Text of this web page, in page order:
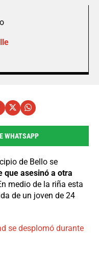
WHATSAPP
de Bello se
que asesinó a otra
medio de la riña esta
de un joven de 24
se desplomó durante